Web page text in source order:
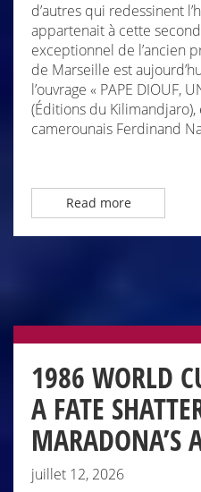
d’autres qui redessinent
appartenait à cette
exceptionnel de l’ancien
de Marseille est
l’ouvrage « PAPE DIOUF,
(Éditions du
camerounais Ferdinand
Read more
1986 WORLD
A FATE
MARADONA’S
juillet 12, 2026